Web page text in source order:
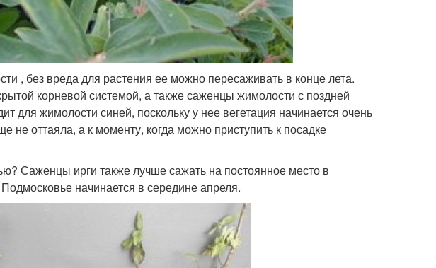
, без вреда для растения ее можно пересаживать в конце лета.
корневой системой, а также саженцы жимолости с поздней
для жимолости синей, поскольку у нее вегетация начинается очень
не оттаяла, а к моменту, когда можно приступить к посадке
Саженцы ирги также лучше сажать на постоянное место в
начинается в середине апреля.